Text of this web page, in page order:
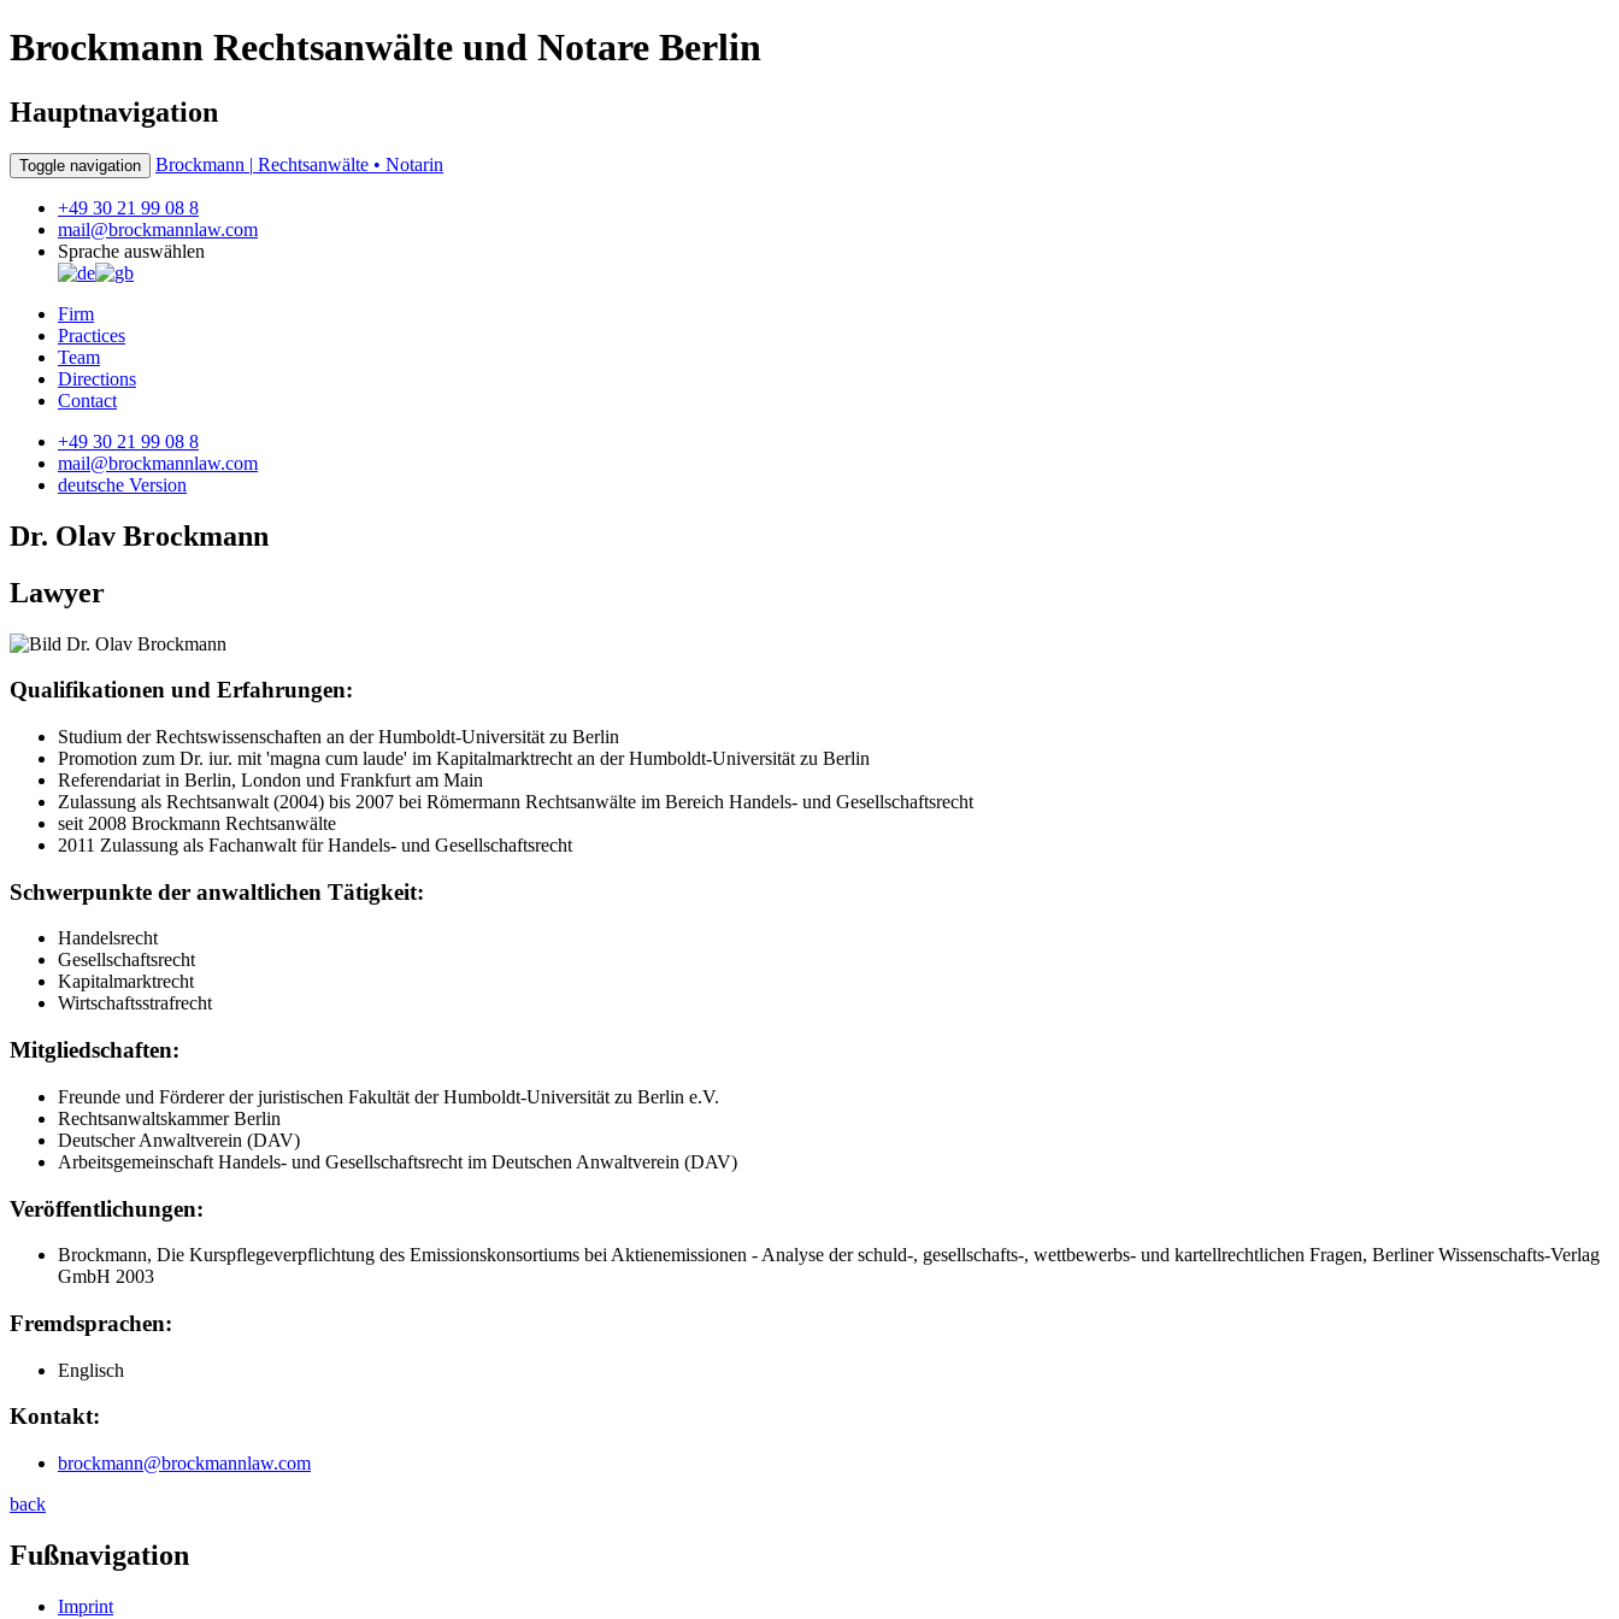
Brockmann Rechtsanwälte und Notare Berlin
Hauptnavigation
Toggle navigation Brockmann | Rechtsanwälte • Notarin
+49 30 21 99 08 8
mail@brockmannlaw.com
Sprache auswählen
Firm
Practices
Team
Directions
Contact
+49 30 21 99 08 8
mail@brockmannlaw.com
deutsche Version
Dr. Olav Brockmann
Lawyer
Qualifikationen und Erfahrungen:
Studium der Rechtswissenschaften an der Humboldt-Universität zu Berlin
Promotion zum Dr. iur. mit 'magna cum laude' im Kapitalmarktrecht an der Humboldt-Universität zu Berlin
Referendariat in Berlin, London und Frankfurt am Main
Zulassung als Rechtsanwalt (2004) bis 2007 bei Römermann Rechtsanwälte im Bereich Handels- und Gesellschaftsrecht
seit 2008 Brockmann Rechtsanwälte
2011 Zulassung als Fachanwalt für Handels- und Gesellschaftsrecht
Schwerpunkte der anwaltlichen Tätigkeit:
Handelsrecht
Gesellschaftsrecht
Kapitalmarktrecht
Wirtschaftsstrafrecht
Mitgliedschaften:
Freunde und Förderer der juristischen Fakultät der Humboldt-Universität zu Berlin e.V.
Rechtsanwaltskammer Berlin
Deutscher Anwaltverein (DAV)
Arbeitsgemeinschaft Handels- und Gesellschaftsrecht im Deutschen Anwaltverein (DAV)
Veröffentlichungen:
Brockmann, Die Kurspflegeverpflichtung des Emissionskonsortiums bei Aktienemissionen - Analyse der schuld-, gesellschafts-, wettbewerbs- und kartellrechtlichen Fragen, Berliner Wissenschafts-Verlag
GmbH 2003
Fremdsprachen:
Englisch
Kontakt:
brockmann@brockmannlaw.com
back
Fußnavigation
Imprint